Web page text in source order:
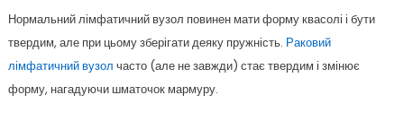
Нормальний лімфатичний вузол повинен мати форму квасолі і бути
твердим, але при цьому зберігати деяку пружність. Раковий
лімфатичний вузол часто (але не завжди) стає твердим і змінює
форму, нагадуючи шматочок мармуру.